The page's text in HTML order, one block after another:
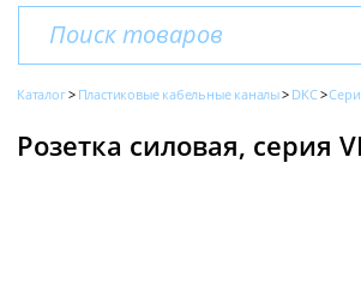
Каталог Пластиковые кабельные каналы DKC
Розетка силовая, серия